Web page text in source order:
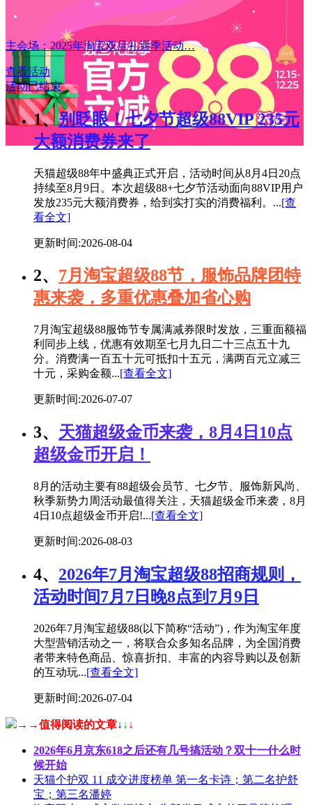
主会场：2025年淘宝双旦礼遇季活动…
查看活动
活动已结束
1、 别眨眼！七夕节超级88VIP 235元
大额消费券来了
天猫超级88年中盛典正式开启，活动时间从8月4日20点
持续至8月9日。本次超级88+七夕节活动面向88VIP用户
发放235元大额消费券，给到实打实的消费福利。...[查
看全文]
更新时间:2026-08-04
2、 7月淘宝超级88节，服饰品牌团特
惠来袭，多重优惠叠加省心购
7月淘宝超级88服饰节专属满减券限时发放，三重面额福
利同步上线，优惠有效期至七月九日二十三点五十九
分。消费满一百五十元可抵扣十五元，满两百元立减三
十元，采购金额...[查看全文]
更新时间:2026-07-07
3、 天猫超级金币来袭，8月4日10点
超级金币开启！
8月的活动主要有88超级会员节、七夕节、服饰新风尚、
秋季新势力周活动最值得关注，天猫超级金币来袭，8月
4日10点超级金币开启!...[查看全文]
更新时间:2026-08-03
4、 2026年7月淘宝超级88招商规则，
活动时间7月7日晚8点到7月9日
2026年7月淘宝超级88(以下简称“活动”)，作为淘宝年度
大型营销活动之一，将联合众多知名品牌，为全国消费
者带来特色商品、惊喜折扣、丰富的内容导购以及创新
的互动玩...[查看全文]
更新时间:2026-07-04
→→值得阅读的文章↓ ↓ ↓
2026年6月京东618之后还有几号搞活动？双十一什么时
候开始
天猫个护双 11 成交进度榜单 第一名卡诗；第二名护舒
宝；第三名潘婷